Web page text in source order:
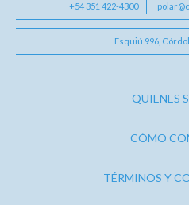
+54 351 422-4300
Esquiú 996,
QUIENES
CÓMO
TÉRMINOS Y